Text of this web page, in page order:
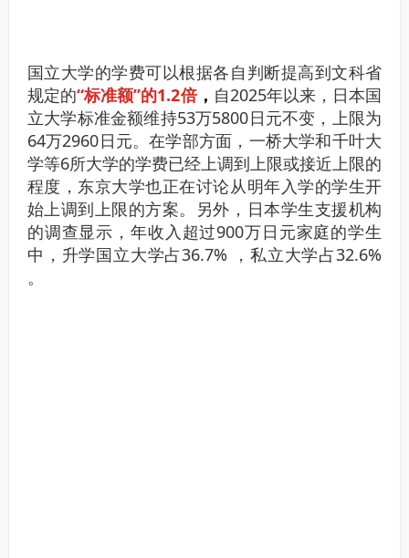
国立大学的学费可以根据各自判断提高到文科省
规定的“标准额”的1.2倍， 自2025年以来，日本国
立大学标准金额维持53万5800日元不变，上限为
64万2960日元。在学部方面，一桥大学和千叶大
学等6所大学的学费已经上调到上限或接近上限的
程度，东京大学也正在讨论从明年入学的学生开
始上调到上限的方案。另外，日本学生支援机构
的调查显示，年收入超过900万日元家庭的学生
中，升学国立大学占36.7% ，私立大学占32.6%
。